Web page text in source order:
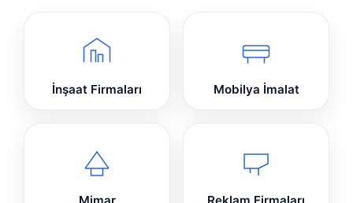
İnşaat Firmaları Mobilya İmalat